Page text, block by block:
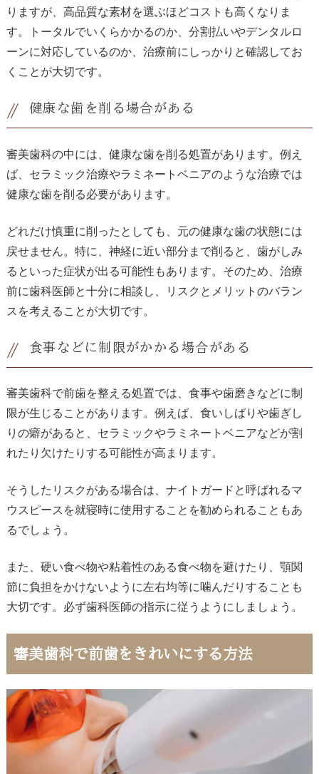
りますが、高品質な素材を選ぶほどコストも高くなりま
す。トータルでいくらかかるのか、分割払いやデンタルロ
ーンに対応しているのか、治療前にしっかりと確認してお
くことが大切です。
健康な歯を削る場合がある
審美歯科の中には、健康な歯を削る処置があります。例え
ば、セラミック治療やラミネートベニアのような治療では
健康な歯を削る必要があります。
どれだけ慎重に削ったとしても、元の健康な歯の状態には
戻せません。特に、神経に近い部分まで削ると、歯がしみ
るといった症状が出る可能性もあります。そのため、治療
前に歯科医師と十分に相談し、リスクとメリットのバラン
スを考えることが大切です。
食事などに制限がかかる場合がある
審美歯科で前歯を整える処置では、食事や歯磨きなどに制
限が生じることがあります。例えば、食いしばりや歯ぎし
りの癖があると、セラミックやラミネートベニアなどが割
れたり欠けたりする可能性が高まります。
そうしたリスクがある場合は、ナイトガードと呼ばれるマ
ウスピースを就寝時に使用することを勧められることもあ
るでしょう。
また、硬い食べ物や粘着性のある食べ物を避けたり、顎関
節に負担をかけないように左右均等に噛んだりすることも
大切です。必ず歯科医師の指示に従うようにしましょう。
審美歯科で前歯をきれいにする方法